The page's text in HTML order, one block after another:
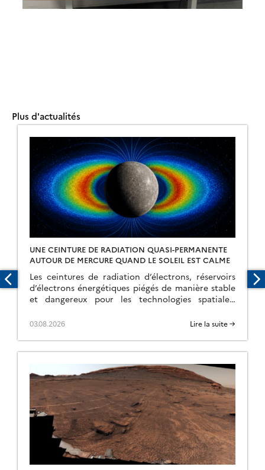
Plus d'actualités
UNE CEINTURE DE RADIATION QUASI-PERMANENTE
AUTOUR DE MERCURE QUAND LE SOLEIL EST CALME
Les ceintures de radiation d’électrons, réservoirs
d’électrons énergétiques piégés de manière stable
et dangereux pour les technologies spatiales,
plupart des environnements planétaires
03.08.2026 Lire la suite →